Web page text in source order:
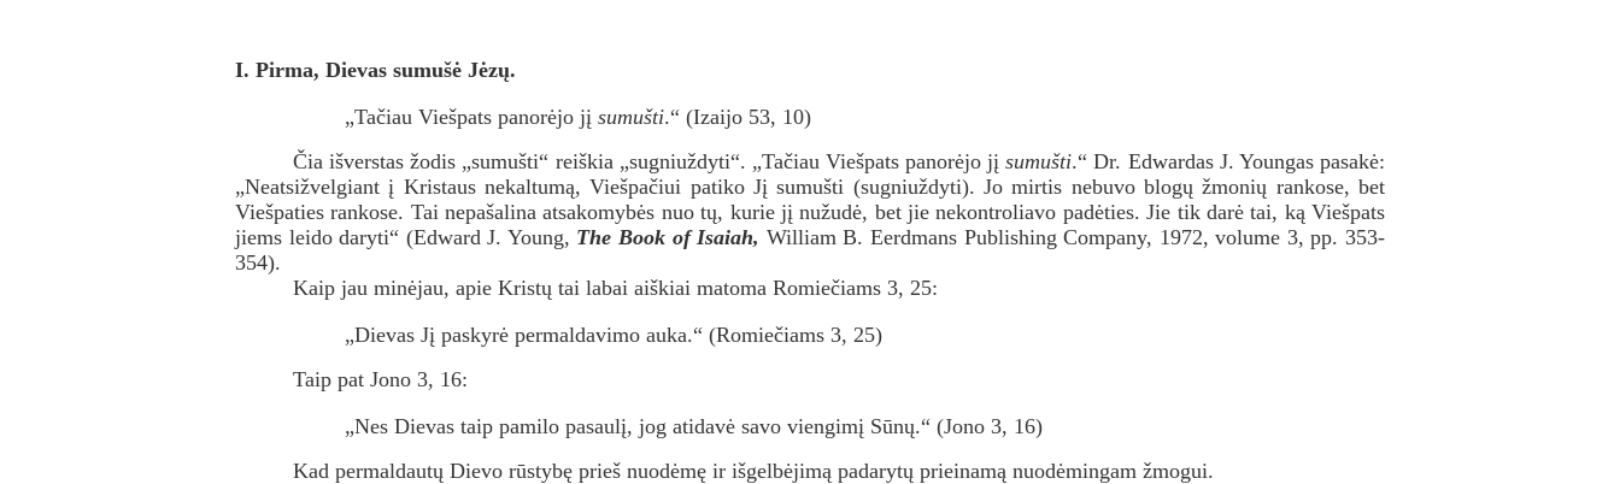
I. Pirma, Dievas sumušė Jėzų.
„Tačiau Viešpats panorėjo jįsumušti.“ (Izaijo 53, 10)
Čia išverstas žodis „sumušti“ reiškia „sugniuždyti“. „Tačiau Viešpats panorėjo jįsumušti.“ Dr. Edwardas J. Youngas pasakė:
„Neatsižvelgiant į Kristaus nekaltumą, Viešpačiui patiko Jį sumušti (sugniuždyti). Jo mirtis nebuvo blogų žmonių rankose, bet
Viešpaties rankose. Tai nepašalina atsakomybės nuo tų, kurie jį nužudė, bet jie nekontroliavo padėties. Jie tik darė tai, ką Viešpats
jiems leido daryti“ (Edward J. Young, The Book of Isaiah, William B. Eerdmans Publishing Company, 1972, volume 3, pp. 353-
354).
Kaip jau minėjau, apie Kristų tai labai aiškiai matoma Romiečiams 3, 25:
„Dievas Jį paskyrė permaldavimo auka.“ (Romiečiams 3, 25)
Taip pat Jono 3, 16:
„Nes Dievas taip pamilo pasaulį, jog atidavė savo viengimį Sūnų.“ (Jono 3, 16)
Kad permaldautų Dievo rūstybę prieš nuodėmę ir išgelbėjimą padarytų prieinamą nuodėmingam žmogui.